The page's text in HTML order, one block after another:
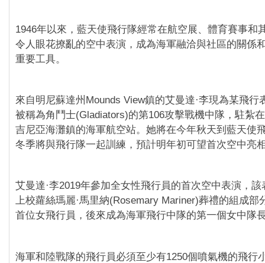
1946年以來，藍天使飛行隊經常在航空展、體育賽事和
令人眼花撩亂的空中表演，成為海軍融洽與社區的關係
重要工具。
來自明尼蘇達州Mounds View鎮的艾曼達·李現為某飛行
被稱為角鬥士(Gladiators)的第106攻擊戰機中隊，駐紮
吉尼亞海灘鎮的海軍航空站。她將在今年秋天到藍天使
冬季將與飛行隊一起訓練，預計明年初可望首次空中亮
艾曼達·李2019年參加全女性飛行員的首次空中表演，
上校蘿絲瑪麗·馬里納(Rosemary Mariner)葬禮的組成部
首位女飛行員，後來成為海軍飛行中隊的第一個女中隊
海軍和陸戰隊的飛行員必須至少有1250個噴氣機的飛行